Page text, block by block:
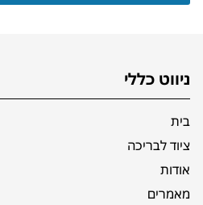
ניווט כללי
בית
ציוד לבריכה
אודות
מאמרים